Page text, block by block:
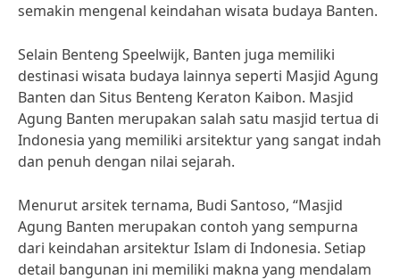
semakin mengenal keindahan wisata budaya Banten.
Selain Benteng Speelwijk, Banten juga memiliki
destinasi wisata budaya lainnya seperti Masjid Agung
Banten dan Situs Benteng Keraton Kaibon. Masjid
Agung Banten merupakan salah satu masjid tertua di
Indonesia yang memiliki arsitektur yang sangat indah
dan penuh dengan nilai sejarah.
Menurut arsitek ternama, Budi Santoso, “Masjid
Agung Banten merupakan contoh yang sempurna
dari keindahan arsitektur Islam di Indonesia. Setiap
detail bangunan ini memiliki makna yang mendalam